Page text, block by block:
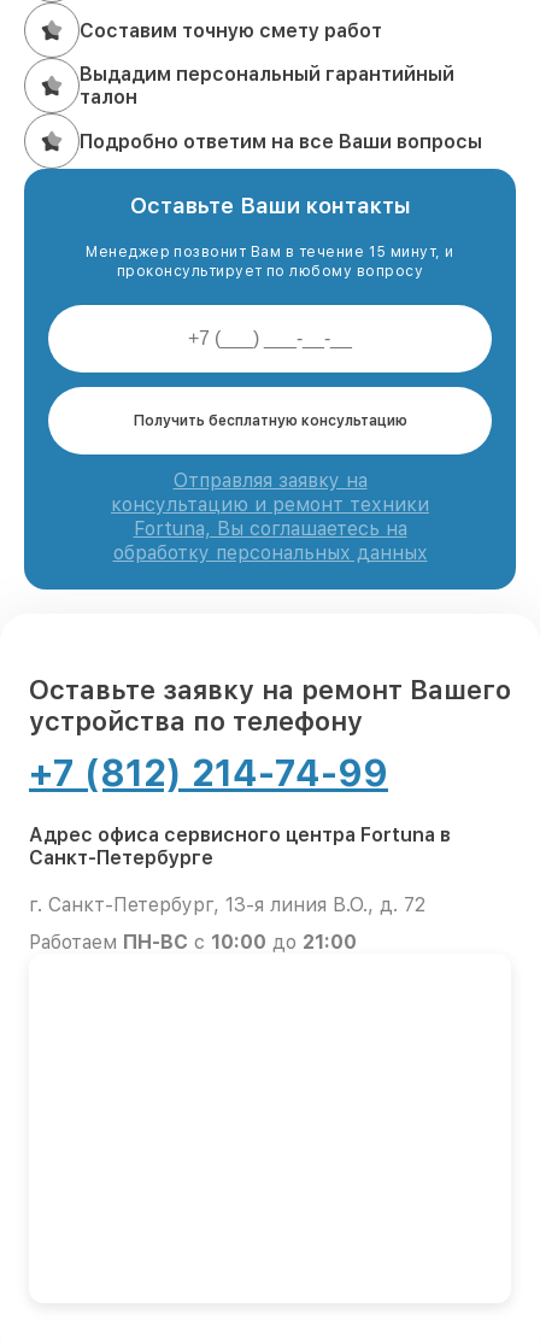
Составим точную смету работ
Выдадим персональный гарантийный
талон
Подробно ответим на все Ваши вопросы
Оставьте Ваши контакты
Менеджер позвонит Вам в течение 15 минут, и
проконсультирует по любому вопросу
Получить бесплатную консультацию
Отправляя заявку на
консультацию и ремонт техники
Fortuna, Вы соглашаетесь на
обработку персональных данных
Оставьте заявку на ремонт Вашего
устройства по телефону
+7 (812) 214-74-99
Адрес офиса сервисного центра Fortuna в
Санкт-Петербурге
г. Санкт-Петербург, 13-я линия В.О., д. 72
Работаем ПН-ВС с 10:00 до 21:00